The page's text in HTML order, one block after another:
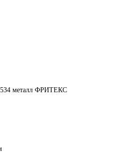
534 металл ФРИТЕКС